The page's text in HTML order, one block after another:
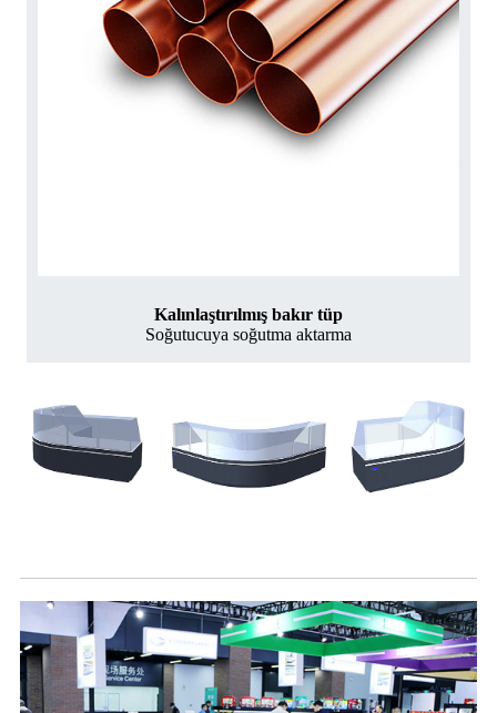
Kalınlaştırılmış bakır tüp
Soğutucuya soğutma aktarma